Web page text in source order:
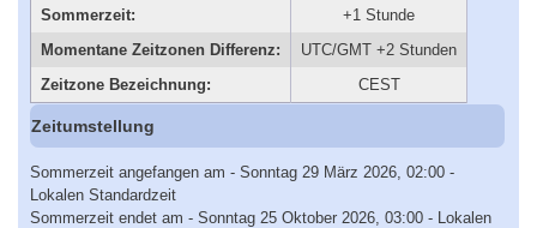
Sommerzeit:
+1 Stunde
Momentane Zeitzonen Differenz:
UTC/GMT +2 Stunden
Zeitzone Bezeichnung:
CEST
Zeitumstellung
Sommerzeit angefangen am - Sonntag 29 März 2026, 02:00 -
Lokalen Standardzeit
Sommerzeit endet am - Sonntag 25 Oktober 2026, 03:00 - Lokalen